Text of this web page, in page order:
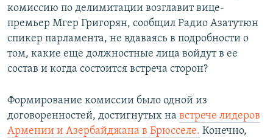
комиссию по делимитации возглавит вице-
премьер Мгер Григорян, сообщил Радио Азатутюн
спикер парламента, не вдаваясь в подробности о
том, какие еще должностные лица войдут в ее
состав и когда состоится встреча сторон?
Формирование комиссии было одной из
договоренностей, достигнутых на встрече лидеров
Армении и Азербайджана в Брюсселе. Конечно,